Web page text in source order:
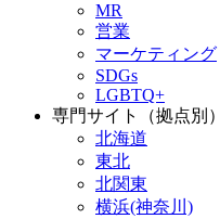
MR
営業
マーケティング
SDGs
LGBTQ+
専門サイト（拠点別）
北海道
東北
北関東
横浜(神奈川)